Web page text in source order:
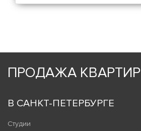
ПРОДАЖА КВАРТИР
В САНКТ-ПЕТЕРБУРГЕ
Студии